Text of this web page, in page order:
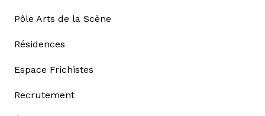
Pôle Arts de la Scène
Résidences
Espace Frichistes
Recrutement